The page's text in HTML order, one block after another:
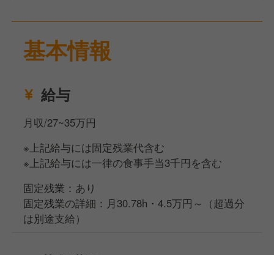
基本情報
給与
月収/27~35万円
※上記給与には固定残業代含む
※上記給与には一律の食事手当3千円を含む
固定残業：あり
固定残業の詳細：月30.78h・4.5万円～（超過分
は別途支給）